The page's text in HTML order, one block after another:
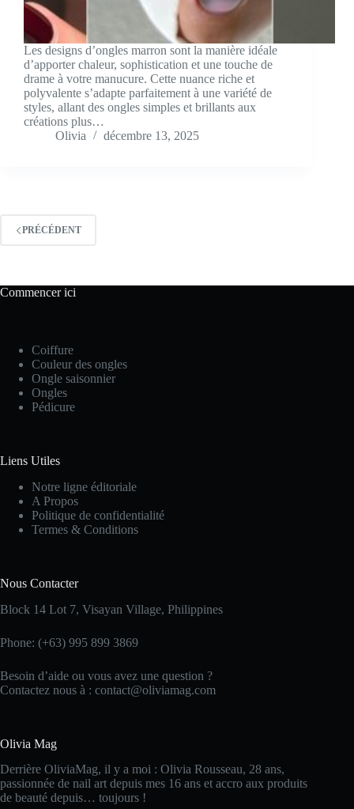
Les designs d’ongles marron sont la manière idéale
d’apporter chaleur, sophistication et une touche de
drame à votre manucure. Cette nuance riche et
polyvalente s’adapte parfaitement à une variété de
styles, allant des ongles simples et brillants aux
créations plus…
Olivia
décembre 13, 2025
PRÉCÉDENT
Commencer ici
Coiffure
Couleur des ongles
Ongle saisonnier
Ongles
Pédicure
Liens Utiles
Notre ligne éditoriale
A Propos
Politique de confidentialité
Termes & Conditions
Nous Contacter
Block 14 Lot 7, Visayan Village, Philippines
Phone: (+63) 995 899 3869
Besoin d’aide ou vous avez une question ?
Contactez nous à : contact@oliviamag.com
Olivia Mag
Derrière OliviaMag, il y a moi : Olivia Rousseau, 28 ans,
passionnée de nail art depuis mes 16 ans et accro aux produits
de beauté depuis… toujours !